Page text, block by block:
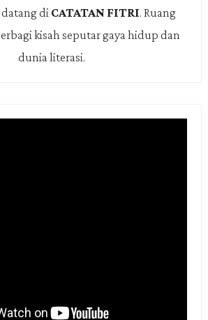
di CATATAN FITRI. Ruang
kisah seputar gaya hidup dan
dunia literasi.